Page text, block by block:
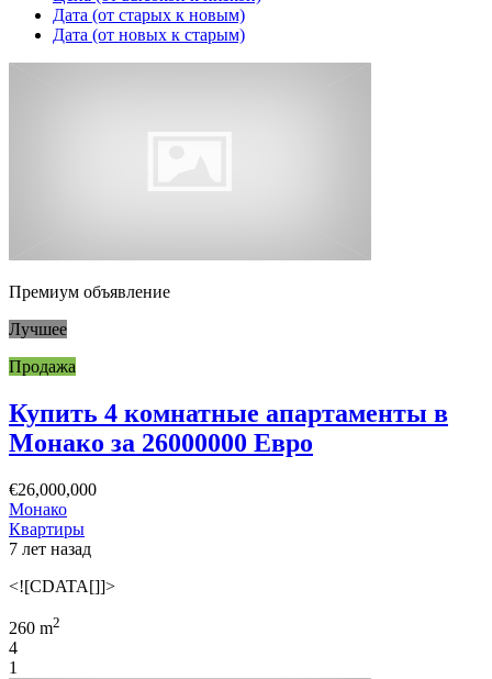
Дата (от старых к новым)
Дата (от новых к старым)
Премиум объявление
Лучшее
Продажа
Купить 4 комнатные апартаменты в
Монако за 26000000 Евро
€26,000,000
Монако
Квартиры
7 лет назад
<![CDATA[]]>
260 m2
4
1